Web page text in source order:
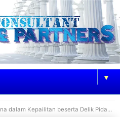
▼
Kepailitan beserta Delik Pidana yang Menyertainya